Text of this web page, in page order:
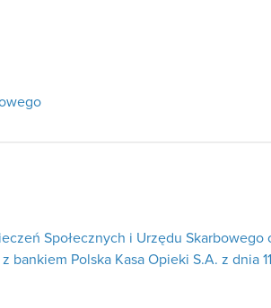
Społecznych i Urzędu Skarbowego
Polska Kasa Opieki S.A. z dnia 11